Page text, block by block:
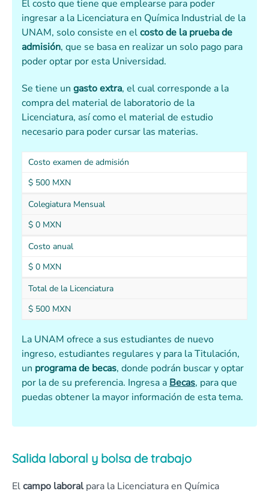
El costo que tiene que emplearse para poder
ingresar a la Licenciatura en Química Industrial de la
UNAM, solo consiste en elcosto de la prueba de
admisión, que se basa en realizar un solo pago para
poder optar por esta Universidad.
Se tiene un gasto extra, el cual corresponde a la
compra del material de laboratorio de la
Licenciatura, así como el material de estudio
necesario para poder cursar las materias.
Costo examen de admisión
$ 500 MXN
Colegiatura Mensual
$ 0 MXN
Costo anual
$ 0 MXN
Total de la Licenciatura
$ 500 MXN
La UNAM ofrece a sus estudiantes de nuevo
ingreso, estudiantes regulares y para la Titulación,
un programa de becas, donde podrán buscar y optar
por la de su preferencia. Ingresa a Becas, para que
puedas obtener la mayor información de esta tema.
Salida laboral y bolsa de trabajo
Elcampo laboralpara la Licenciatura en Química